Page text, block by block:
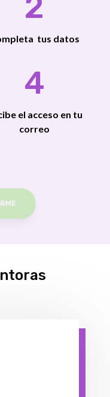
tus datos
4
el acceso en tu
correo